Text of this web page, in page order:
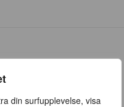
din surfupplevelse, visa